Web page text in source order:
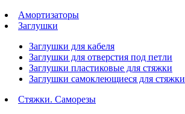
Амортизаторы
Заглушки
Заглушки для кабеля
Заглушки для отверстия под петли
Заглушки пластиковые для стяжки
Заглушки самоклеющиеся для стяжки
Стяжки. Саморезы